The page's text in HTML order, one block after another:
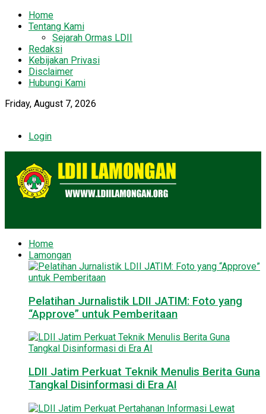
Home
Tentang Kami
Sejarah Ormas LDII
Redaksi
Kebijakan Privasi
Disclaimer
Hubungi Kami
Friday, August 7, 2026
Login
Home
Lamongan
Pelatihan Jurnalistik LDII JATIM: Foto yang
“Approve” untuk Pemberitaan
LDII Jatim Perkuat Teknik Menulis Berita Guna
Tangkal Disinformasi di Era AI